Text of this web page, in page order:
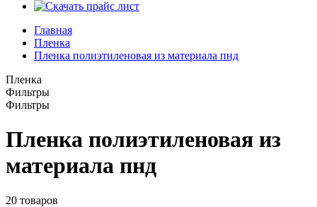
Главная
Пленка
Пленка полиэтиленовая из материала пнд
Пленка
Фильтры
Фильтры
Пленка полиэтиленовая из
материала пнд
20 товаров